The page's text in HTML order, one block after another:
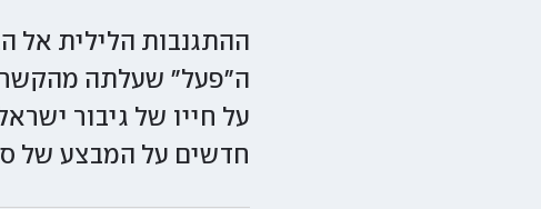
ההתגנבות הלילית אל
ה"פעל" שעלתה
על חייו של גיבור
חדשים על המבצע של